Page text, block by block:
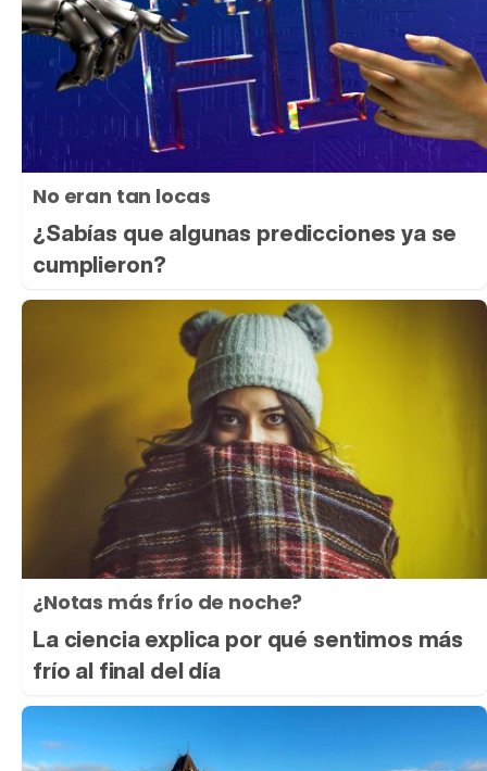
No eran tan locas
¿Sabías que algunas predicciones ya se
cumplieron?
¿Notas más frío de noche?
La ciencia explica por qué sentimos más
frío al final del día